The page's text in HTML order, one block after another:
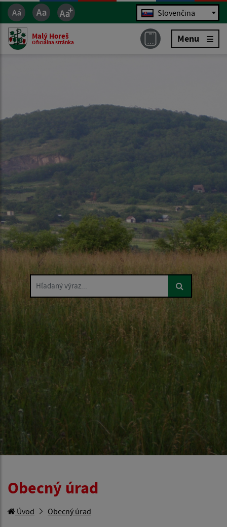
Jazyk Slovenčina
Malý Horeš
Oficiálna stránka Menu
Hľadaný výraz...
Obecný úrad
Úvod Obecný úrad